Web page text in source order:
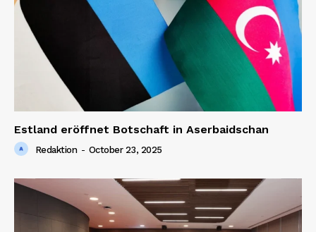
Estland eröffnet Botschaft in Aserbaidschan
Redaktion - October 23, 2025